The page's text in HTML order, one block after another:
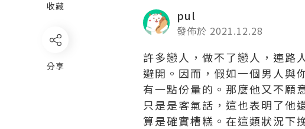
pul
發佈於 2021.12.28
許多戀人，做不了戀人，連路
避開。因而，假如一個男人與
有一點份量的。那麼他又不願
只是是客氣話，這也表明了他
算是確實槽糕。在這類狀況下
收藏
分享